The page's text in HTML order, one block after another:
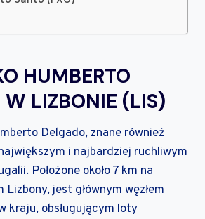
HUMBERTO
W LIZBONIE (LIS)
Delgado, znane również
i najbardziej ruchliwym
Położone około 7 km na
Lizbony, jest głównym węzłem
kraju, obsługującym loty